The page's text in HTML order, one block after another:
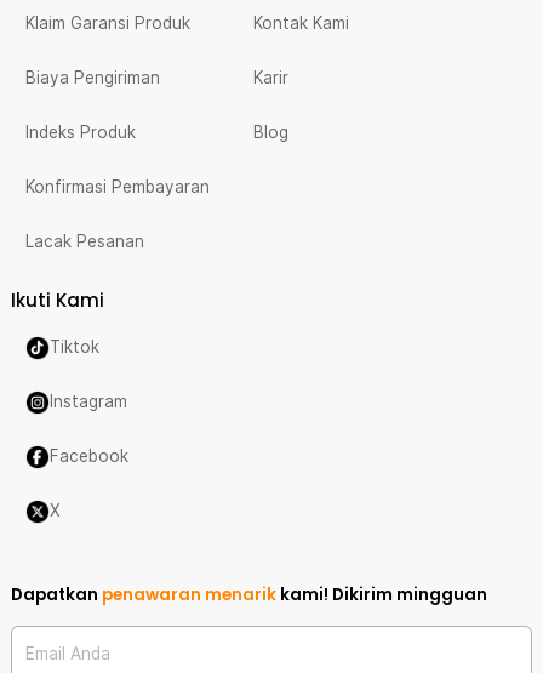
Klaim Garansi Produk
Biaya Pengiriman
Indeks Produk
Konfirmasi Pembayaran
Lacak Pesanan
Kontak Kami
Karir
Blog
Ikuti Kami
Tiktok
Instagram
Facebook
X
Dapatkan penawaran menarik kami! Dikirim mingguan
Email Anda